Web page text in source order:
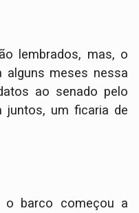
lembrados, mas, o
alguns meses nessa
ao senado pelo
juntos, um ficaria de
o barco começou a